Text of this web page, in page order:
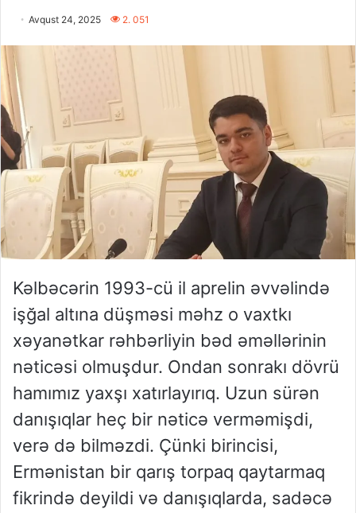
Avqust 24, 2025 2. 051
Kəlbəcərin 1993-cü il aprelin əvvəlində
işğal altına düşməsi məhz o vaxtkı
xəyanətkar rəhbərliyin bəd əməllərinin
nəticəsi olmuşdur. Ondan sonrakı dövrü
hamımız yaxşı xatırlayırıq. Uzun sürən
danışıqlar heç bir nəticə verməmişdi,
verə də bilməzdi. Çünki birincisi,
Ermənistan bir qarış torpaq qaytarmaq
fikrində deyildi və danışıqlarda, sadəcə